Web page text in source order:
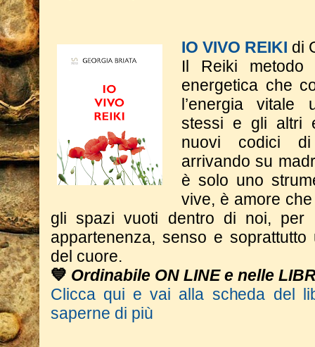
IO VIVO REIKI di
Il Reiki
energetica che
l’energia vitale
stessi e gli altri
nuovi codici
arrivando su
è solo uno
vive, è amore
gli spazi vuoti dentro di noi, per
appartenenza, senso e
del cuore.
💙 Ordinabile ON LINE e nelle
Clicca qui e vai alla scheda del
saperne di più